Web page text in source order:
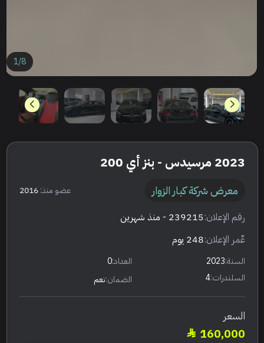
1/8
2023 مرسيدس - بنز أي 200
معرض شركة كبار الزوار عضو منذ:2016
رقم الإعلان:239215 - منذ شهرين
عٌمر الإعلان:248 يوم
السنة:2023 العداد:0
السلندرات:4 الضمان:نعم
السعر
160,000